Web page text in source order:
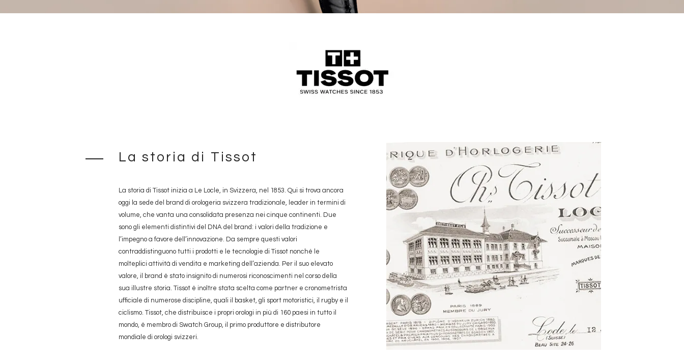
La storia di Tissot
La storia di Tissot inizia a Le Locle, in Svizzera, nel 1853. Qui si trova ancora
oggi la sede del brand di orologeria svizzera tradizionale, leader in termini di
volume, che vanta una consolidata presenza nei cinque continenti. Due
sono gli elementi distintivi del DNA del brand: i valori della tradizione e
l’impegno a favore dell’innovazione. Da sempre questi valori
contraddistinguono tutti i prodotti e le tecnologie di Tissot nonché le
molteplici attività di vendita e marketing dell’azienda. Per il suo elevato
valore, il brand è stato insignito di numerosi riconoscimenti nel corso della
sua illustre storia. Tissot è inoltre stata scelta come partner e cronometrista
ufficiale di numerose discipline, quali il basket, gli sport motoristici, il rugby e il
ciclismo. Tissot, che distribuisce i propri orologi in più di 160 paesi in tutto il
mondo, è membro di Swatch Group, il primo produttore e distributore
mondiale di orologi svizzeri.